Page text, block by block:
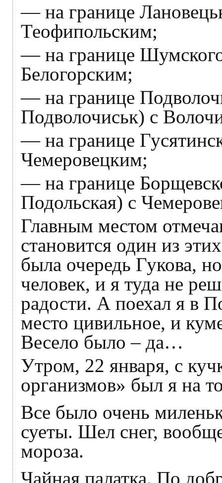
— на границе
Теофипольским;
— на границе
Белогорским;
— на границе
Подволочиськ) с
— на границе
Чемеровецким;
— на границе
Подольская) с
Главным местом
становится один из
была очередь Гукова,
человек, и я туда не
радости. А поехал я в
место цивильное, и
Весело было – да…
Утром, 22 января, с
организмов» был я на
Все было очень
суеты. Шел снег,
мороза.
Чайная палатка. По